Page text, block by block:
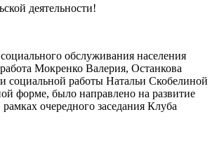
деятельности!
обслуживания населения
Мокренко Валерия, Останкова
работы Натальи Скобелиной
форме, было направлено на развитие
очередного заседания Клуба